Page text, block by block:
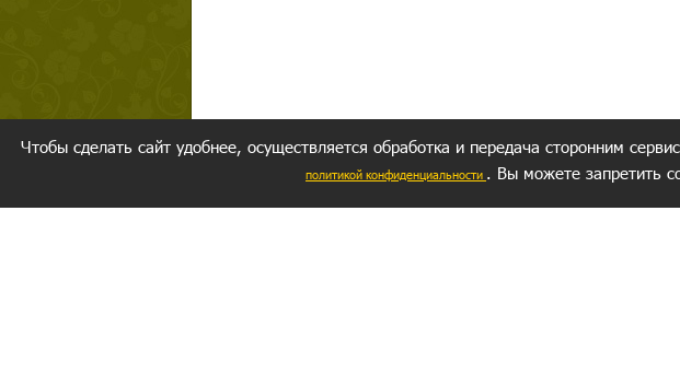
Чтобы сделать сайт удобнее, осуществляется обработка и передача сторонним
политикой конфиденциальности . Вы можете запретить